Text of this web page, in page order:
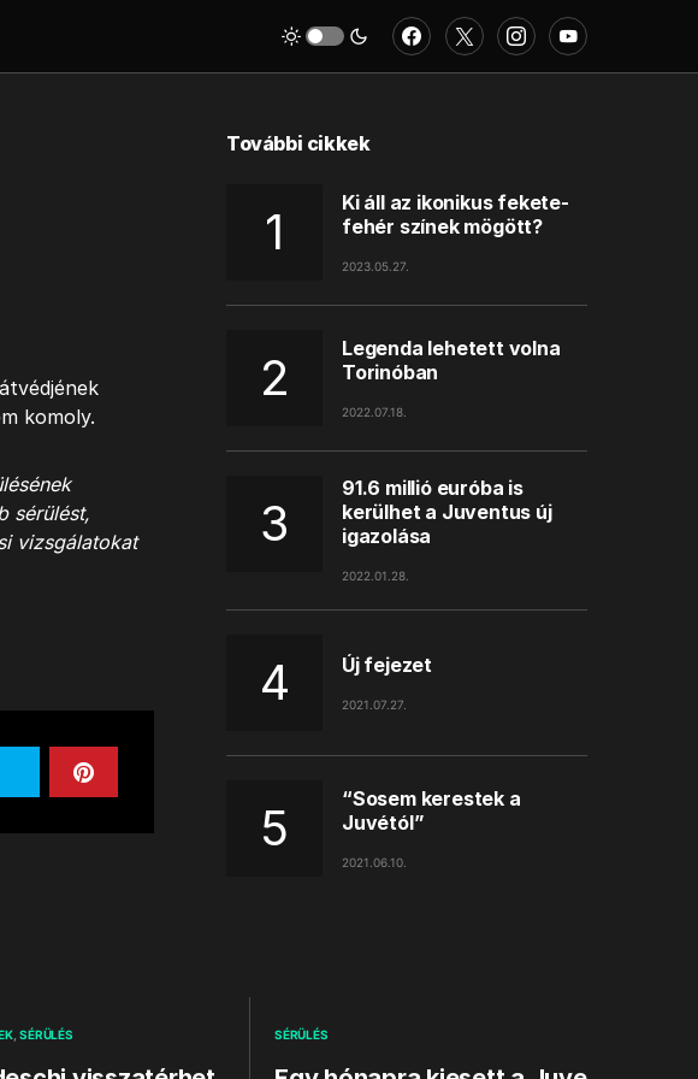
komoly.
sérülést,
vizsgálatokat
További cikkek
Ki áll az ikonikus fekete-
fehér színek mögött?
2023.05.27.
Legenda lehetett volna
Torinóban
2022.07.18.
91.6 millió euróba is
kerülhet a Juventus új
igazolása
2022.01.28.
Új fejezet
2021.07.27.
“Sosem kerestek a
Juvétól”
2021.06.10.
SÉRÜLÉS SÉRÜLÉS